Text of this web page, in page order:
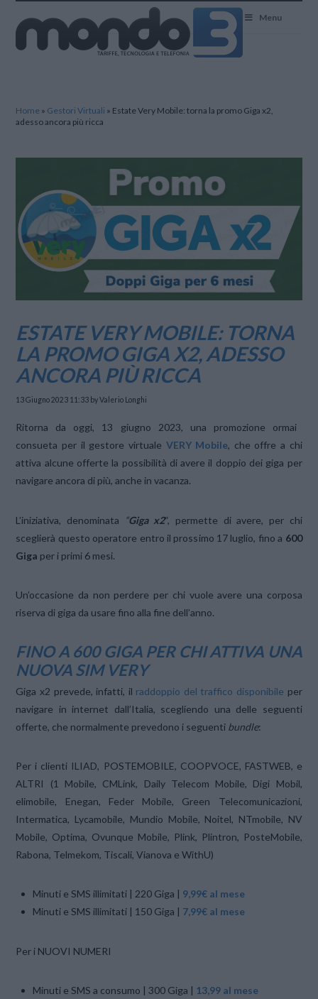
Menu
Home » Gestori Virtuali » Estate Very Mobile: torna la promo Giga x2,
adesso ancora più ricca
ESTATE VERY MOBILE: TORNA
LA PROMO GIGA X2, ADESSO
ANCORA PIÙ RICCA
13 Giugno 2023 11:33 by Valerio Longhi
Ritorna da oggi, 13 giugno 2023, una promozione ormai
consueta per il gestore virtuale VERY Mobile, che offre a chi
attiva alcune offerte la possibilità di avere il doppio dei giga per
navigare ancora di più, anche in vacanza.
L’iniziativa, denominata “Giga x2“, permette di avere, per chi
sceglierà questo operatore entro il prossimo 17 luglio, fino a 600
Giga per i primi 6 mesi.
Un’occasione da non perdere per chi vuole avere una corposa
riserva di giga da usare fino alla fine dell’anno.
FINO A 600 GIGA PER CHI ATTIVA UNA
NUOVA SIM VERY
Giga x2 prevede, infatti, il raddoppio del traffico disponibile per
navigare in internet dall’Italia, scegliendo una delle seguenti
offerte, che normalmente prevedono i seguenti bundle:
Per i clienti ILIAD, POSTEMOBILE, COOPVOCE, FASTWEB, e
ALTRI (1 Mobile, CMLink, Daily Telecom Mobile, Digi Mobil,
elimobile, Enegan, Feder Mobile, Green Telecomunicazioni,
Intermatica, Lycamobile, Mundio Mobile, Noitel, NTmobile, NV
Mobile, Optima, Ovunque Mobile, Plink, Plintron, PosteMobile,
Rabona, Telmekom, Tiscali, Vianova e WithU)
Minuti e SMS illimitati | 220 Giga | 9,99€ al mese
Minuti e SMS illimitati | 150 Giga | 7,99€ al mese
Per i NUOVI NUMERI
Minuti e SMS a consumo | 300 Giga | 13,99 al mese